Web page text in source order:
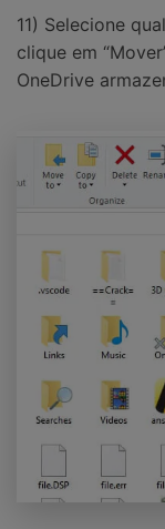
11) Selecione
clique em
OneDrive